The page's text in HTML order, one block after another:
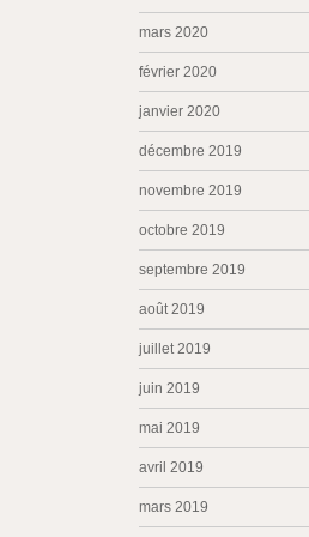
mars 2020
février 2020
janvier 2020
décembre 2019
novembre 2019
octobre 2019
septembre 2019
août 2019
juillet 2019
juin 2019
mai 2019
avril 2019
mars 2019